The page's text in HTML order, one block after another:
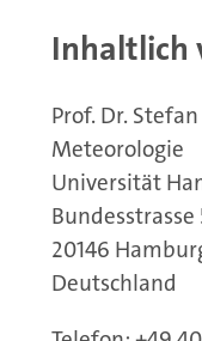
Inhaltlich
Prof. Dr.
Meteorologie
Universität
Bundesstrasse
20146
Deutschland